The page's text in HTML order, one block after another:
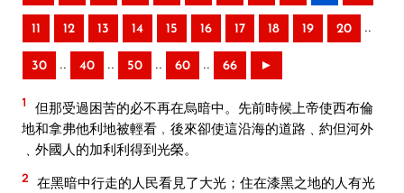
11 12 13 14 15 16 17 18 19 20 ..
30 .. 40 .. 50 .. 60 .. 66 ►
1
但那受過困苦的必不再在烏暗中。先前時候上帝使西布倫
地和拿弗他利地被輕看﹐後來卻使這沿海的道路﹑約但河外
﹑外國人的加利利得到光榮。
2 在黑暗中行走的人民看見了大光；住在漆黑之地的人有光